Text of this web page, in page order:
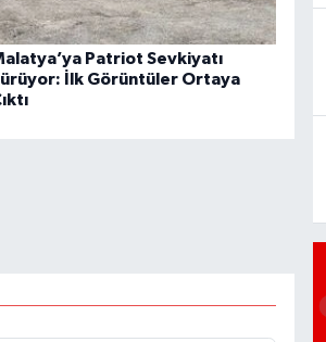
Patriot Sevkiyatı
İlk Görüntüler Ortaya